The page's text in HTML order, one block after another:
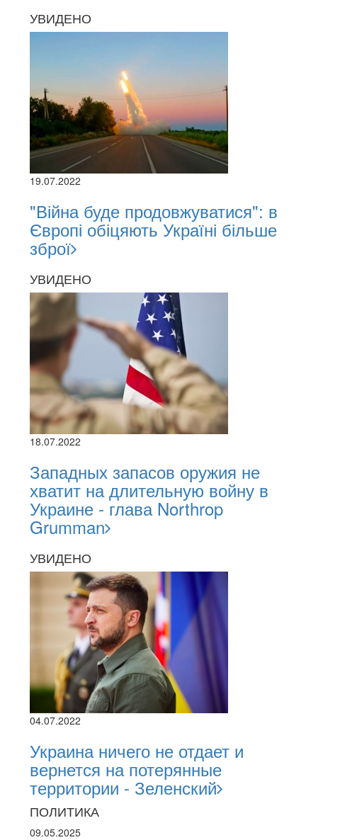
УВИДЕНО
19.07.2022
"Війна буде продовжуватися": в
Європі обіцяють Україні більше
зброї
УВИДЕНО
18.07.2022
Западных запасов оружия не
хватит на длительную войну в
Украине - глава Northrop
Grumman
УВИДЕНО
04.07.2022
Украина ничего не отдает и
вернется на потерянные
территории - Зеленский
ПОЛИТИКА
09.05.2025